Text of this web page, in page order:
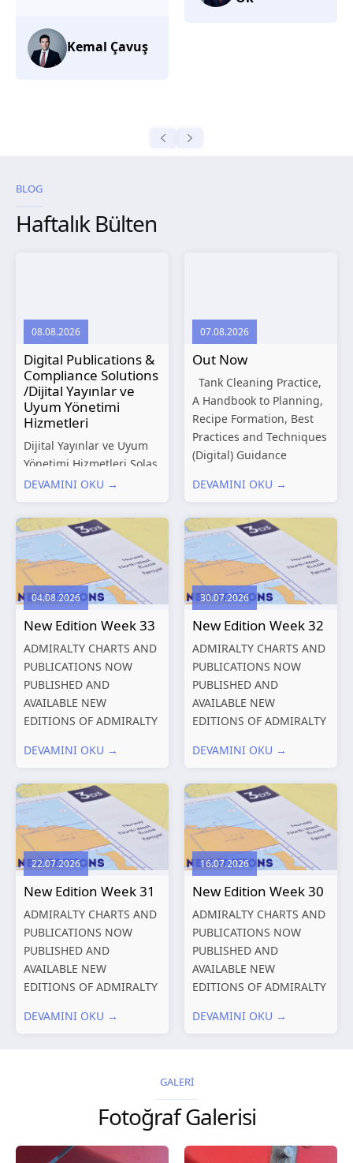
BLOG
Haftalık Bülten
08.08.2026
Digital Publications &
Compliance Solutions
/Dijital Yayınlar ve
Uyum Yönetimi
Hizmetleri
Dijital Yayınlar ve Uyum
Yönetimi Hizmetleri Solas
Marine, denizcilik
düzenleyici gereklilikleri
ve dijitalleşen
operasyonel ihtiyaçları
doğrultusunda kapsamlı
Dijital Yayınlar ve Uyum
Yönetimi çözümleri
sunmaktadır.
Hizmetlerimiz; gemi
işletmecileri, armatörler,
teknik yönetim şirketleri
ve denizcilik...
DEVAMINI OKU →
07.08.2026
Out Now
Tank Cleaning Practice,
A Handbook to Planning,
Recipe Formation, Best
Practices and Techniques
(Digital) Guidance
Structures – Consolidated
Shipping and the
Environment – A Guide to
Environmental
Compliance...
DEVAMINI OKU →
04.08.2026
New Edition Week 33
ADMIRALTY CHARTS AND
PUBLICATIONS NOW
PUBLISHED AND
AVAILABLE NEW
EDITIONS OF ADMIRALTY
PUBLICATIONS New
Charts published 13
August 2026 Chart
Title, limits
and other remarks
319
International chart
DEVAMINI OKU →
30.07.2026
New Edition Week 32
ADMIRALTY CHARTS AND
PUBLICATIONS NOW
PUBLISHED AND
AVAILABLE NEW
EDITIONS OF ADMIRALTY
PUBLICATIONS New
Charts published 06
August 2026 Chart Title,
limits and other remarks
1602 China – Chang...
DEVAMINI OKU →
22.07.2026
New Edition Week 31
ADMIRALTY CHARTS AND
PUBLICATIONS NOW
PUBLISHED AND
AVAILABLE NEW
EDITIONS OF ADMIRALTY
PUBLICATIONS New
remarks 127 Korea
DEVAMINI OKU →
16.07.2026
New Edition Week 30
ADMIRALTY CHARTS AND
PUBLICATIONS NOW
PUBLISHED AND
AVAILABLE NEW
EDITIONS OF ADMIRALTY
PUBLICATIONS New
2026 Chart
Title, limits and other
remarks 67 Gulf of...
DEVAMINI OKU →
GALERİ
Fotoğraf Galerisi